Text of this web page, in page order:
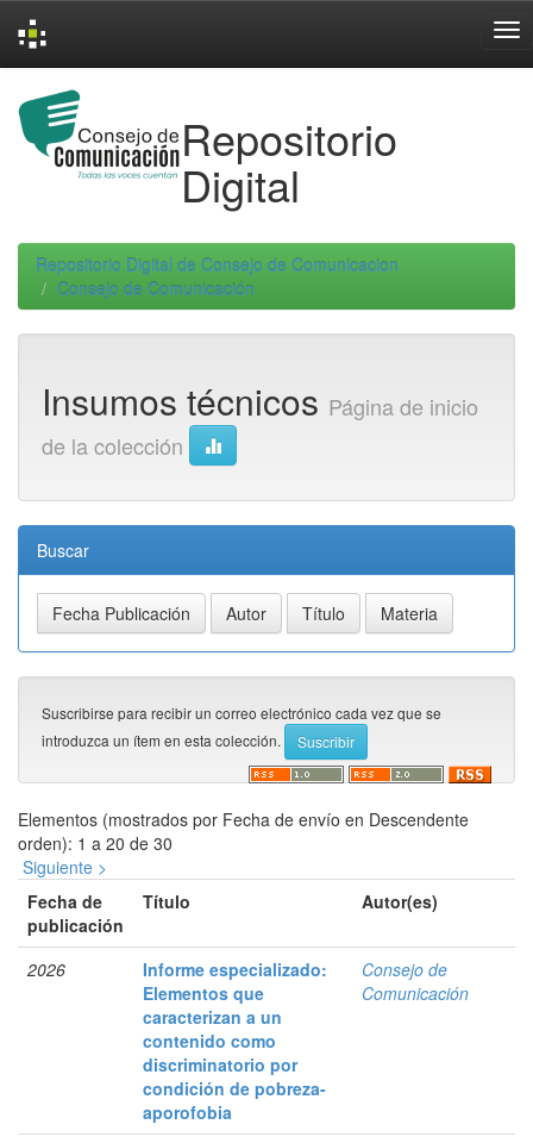
navigation
Repositorio
Digital
Repositorio Digital de Consejo de Comunicacion
Consejo de Comunicación
Insumos técnicos Página de inicio
de la colección
Buscar
Suscribirse para recibir un correo electrónico cada vez que se
introduzca un ítem en esta colección.
Elementos (mostrados por Fecha de envío en Descendente
orden): 1 a 20 de 30
Siguiente >
Fecha de
publicación
Título Autor(es)
2026
Informe especializado:
Elementos que
caracterizan a un
contenido como
discriminatorio por
condición de pobreza-
aporofobia
Consejo de
Comunicación